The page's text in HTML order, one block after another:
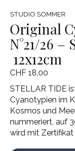
STUDIO SOMMER
Original
N°21/26 –
12x12cm
CHF 18,00
STELLAR TIDE
Cyanotypien im
Kosmos und
nummeriert, auf
wird mit